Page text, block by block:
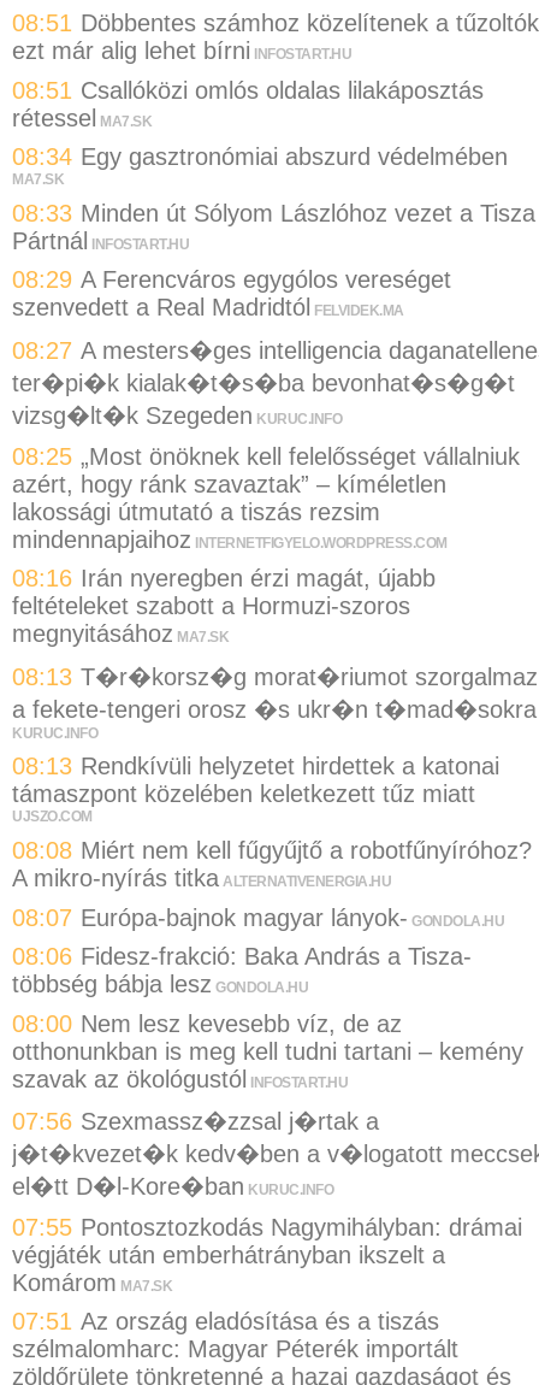
08:51 Döbbentes számhoz közelítenek a
ezt már alig lehet bírni
INFOSTART.HU
08:51 Csallóközi omlós oldalas lilakáposztás
rétessel MA7.SK
08:34 Egy gasztronómiai abszurd védelmében
MA7.SK
08:33 Minden út Sólyom Lászlóhoz vezet a Tisza
Pártnál INFOSTART.HU
08:29 A Ferencváros egygólos vereséget
szenvedett a Real Madridtól
FELVIDEK.MA
08:27 A mesters�ges intelligencia
ter�pi�k kialak�t�s�ba bevonhat�s�g�t
vizsg�lt�k Szegeden KURUC.INFO
08:25 „Most önöknek kell felelősséget vállalniuk
azért, hogy ránk szavaztak” – kíméletlen
lakossági útmutató a tiszás rezsim
mindennapjaihoz INTERNETFIGYELO.WORDPRESS.COM
08:16 Irán nyeregben érzi magát, újabb
feltételeket szabott a Hormuzi-szoros
megnyitásához MA7.SK
08:13 T�r�korsz�g morat�riumot szorgalmaz
a fekete-tengeri orosz �s ukr�n t�mad�sokra
KURUC.INFO
08:13 Rendkívüli helyzetet hirdettek a katonai
támaszpont közelében keletkezett tűz miatt
UJSZO.COM
08:08 Miért nem kell fűgyűjtő a robotfűnyíróhoz?
A mikro-nyírás titka ALTERNATIVENERGIA.HU
08:07 Európa-bajnok magyar lányok- GONDOLA.HU
08:06 Fidesz-frakció: Baka András a Tisza-
többség bábja lesz GONDOLA.HU
08:00 Nem lesz kevesebb víz, de az
otthonunkban is meg kell tudni tartani – kemény
szavak az ökológustól INFOSTART.HU
07:56 Szexmassz�zzsal j�rtak a
j�t�kvezet�k kedv�ben a v�logatott
el�tt D�l-Kore�ban KURUC.INFO
07:55 Pontosztozkodás Nagymihályban: drámai
végjáték után emberhátrányban ikszelt a
Komárom MA7.SK
07:51 Az ország eladósítása és a tiszás
szélmalomharc: Magyar Péterék importált
zöldőrülete tönkretenné a hazai gazdaságot és